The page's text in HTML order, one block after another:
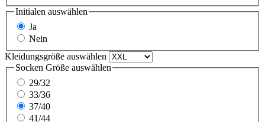
Initialen auswählen
Ja
Nein
Kleidungsgröße auswählen
Socken Größe auswählen
29/32
33/36
37/40
41/44